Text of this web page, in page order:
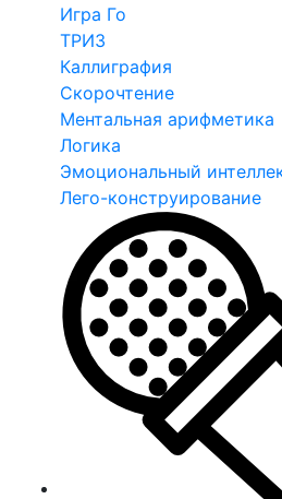
Игра Го
ТРИЗ
Каллиграфия
Скорочтение
Ментальная арифметика
Логика
Эмоциональный
Лего-конструирование